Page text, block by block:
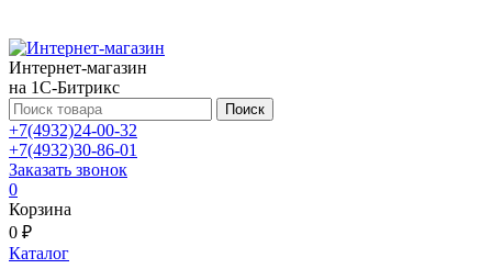
Интернет-магазин
на 1С-Битрикс
Поиск
+7(4932)24-00-32
+7(4932)30-86-01
Заказать звонок
0
Корзина
0 ₽
Каталог